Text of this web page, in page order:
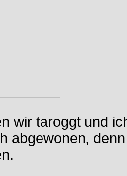
wir taroggt und
abgewonen,